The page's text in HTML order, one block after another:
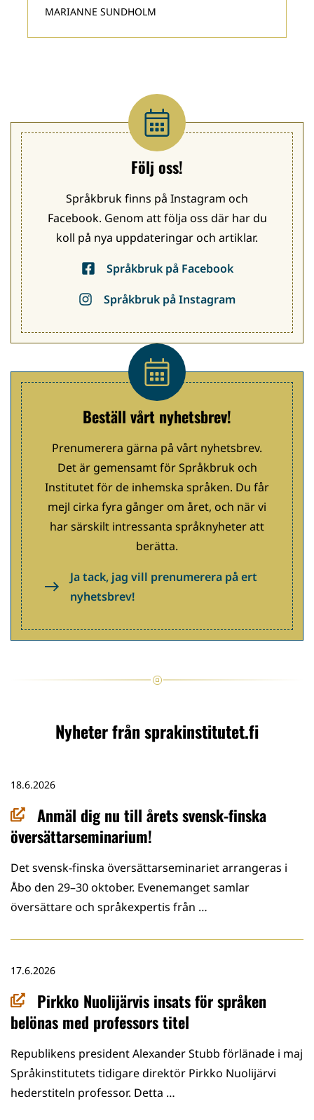
MARIANNE SUNDHOLM
Följ oss!
Språkbruk finns på Instagram och
Facebook. Genom att följa oss där har du
koll på nya uppdateringar och artiklar.
Språkbruk på Facebook
Språkbruk på Instagram
Beställ vårt nyhetsbrev!
Prenumerera gärna på vårt nyhetsbrev.
Det är gemensamt för Språkbruk och
Institutet för de inhemska språken. Du får
mejl cirka fyra gånger om året, och när vi
har särskilt intressanta språknyheter att
berätta.
Ja tack, jag vill prenumerera på ert
nyhetsbrev!
Nyheter från sprakinstitutet.fi
Anmäl dig nu till årets svensk-finska
översättarseminarium!
18.6.2026
Det svensk-finska översättarseminariet arrangeras i
Åbo den 29–30 oktober. Evenemanget samlar
översättare och språkexpertis från …
Pirkko Nuolijärvis insats för språken
belönas med professors titel
17.6.2026
Republikens president Alexander Stubb förlänade i maj
Språkinstitutets tidigare direktör Pirkko Nuolijärvi
hederstiteln professor. Detta …